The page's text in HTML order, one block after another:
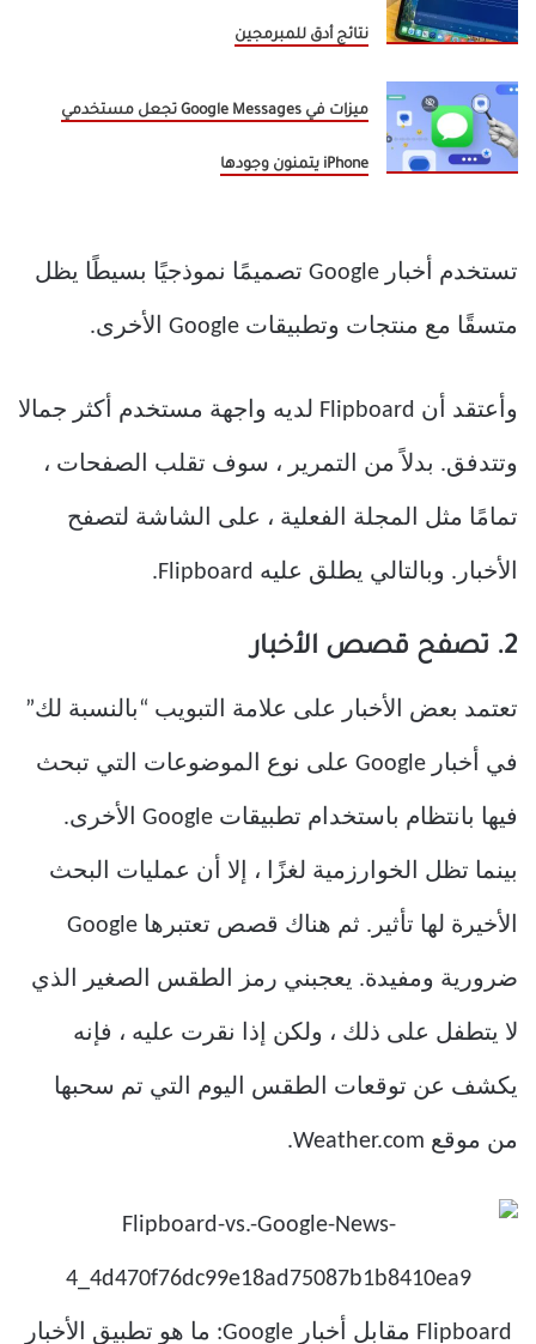
نتائج أدق للمبرمجين
ميزات في Google Messages تجعل مستخدمي
iPhone يتمنون وجودها
تستخدم أخبار Google تصميمًا نموذجيًا بسيطًا يظل
متسقًا مع منتجات وتطبيقات Google الأخرى.
وأعتقد أن Flipboard لديه واجهة مستخدم أكثر جمالا
وتتدفق. بدلاً من التمرير ، سوف تقلب الصفحات ،
تمامًا مثل المجلة الفعلية ، على الشاشة لتصفح
الأخبار. وبالتالي يطلق عليه Flipboard.
2. تصفح قصص الأخبار
تعتمد بعض الأخبار على علامة التبويب “بالنسبة لك”
في أخبار Google على نوع الموضوعات التي تبحث
فيها بانتظام باستخدام تطبيقات Google الأخرى.
بينما تظل الخوارزمية لغزًا ، إلا أن عمليات البحث
الأخيرة لها تأثير. ثم هناك قصص تعتبرها Google
ضرورية ومفيدة. يعجبني رمز الطقس الصغير الذي
لا يتطفل على ذلك ، ولكن إذا نقرت عليه ، فإنه
يكشف عن توقعات الطقس اليوم التي تم سحبها
من موقع Weather.com.